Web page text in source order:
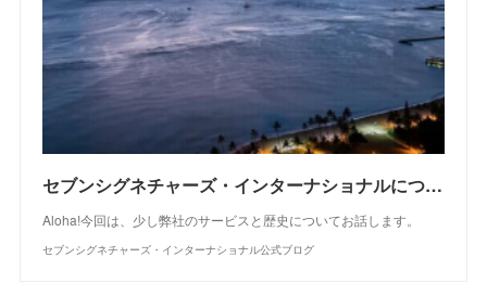
セブンシグネチャーズ・インターナショナルについて
Aloha!今回は、少し弊社のサービスと歴史についてお話します。
セブンシグネチャーズ・インターナショナル公式ブログ